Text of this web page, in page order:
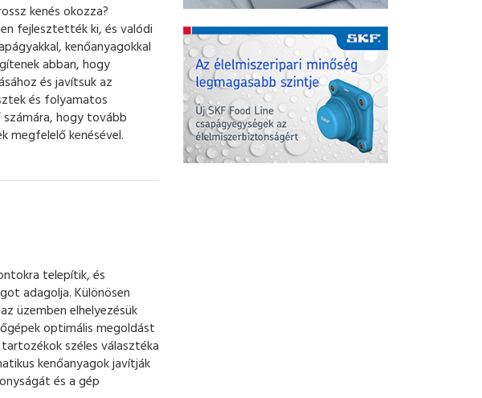
kenés okozza?
fejlesztették ki, és valódi
kenőanyagokkal
abban, hogy
és javítsuk az
és folyamatos
hogy tovább
megfelelő kenésével.
telepítik, és
adagolja. Különösen
üzemben elhelyezésük
optimális megoldást
széles választéka
kenőanyagok javítják
és a gép